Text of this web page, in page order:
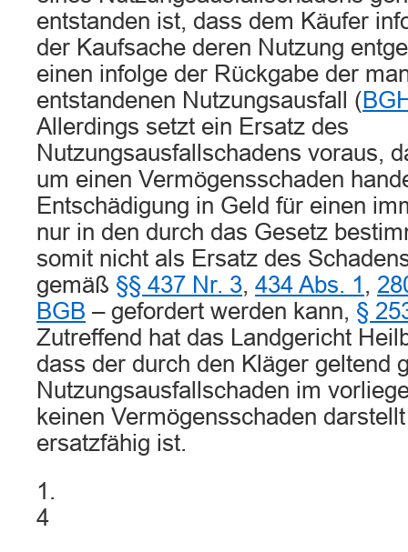
entstanden ist, dass dem Käufer
der Kaufsache deren Nutzung
einen infolge der Rückgabe der
entstandenen Nutzungsausfall (
Allerdings setzt ein Ersatz des
Nutzungsausfallschadens voraus,
um einen Vermögensschaden
Entschädigung in Geld für einen
nur in den durch das Gesetz
somit nicht als Ersatz des
gemäß §§ 437 Nr. 3, 434 Abs. 1 ,
BGB – gefordert werden kann, §
Zutreffend hat das Landgericht
dass der durch den Kläger geltend
Nutzungsausfallschaden im
keinen Vermögensschaden
ersatzfähig ist.
1.
4